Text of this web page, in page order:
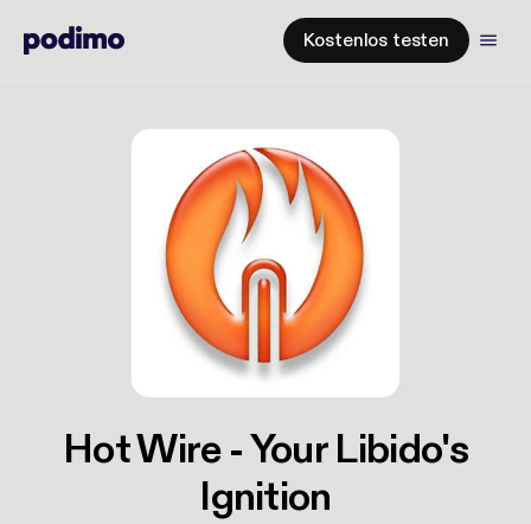
Kostenlos testen
Hot Wire - Your Libido's
Ignition